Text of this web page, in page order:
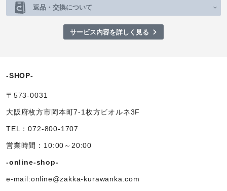
返品・交換について
サービス内容を詳しく見る
-SHOP-
〒573-0031
大阪府枚方市岡本町7-1枚方ビオルネ3F
TEL：072-800-1707
営業時間：10:00～20:00
-online-shop-
e-mail:online@zakka-kurawanka.com